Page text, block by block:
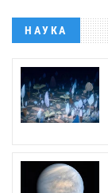
НАУКА